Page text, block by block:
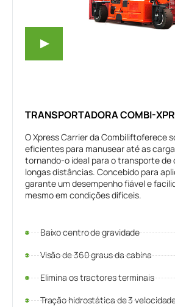
TRANSPORTADORA COMBI-
O Xpress Carrier da Combiliftoferece
eficientes para manusear até as
tornando-o ideal para o transporte de
longas distâncias. Concebido para
garante um desempenho fiável e
mesmo em condições difíceis.
Baixo centro de gravidade
Visão de 360 graus da cabina
Elimina os tractores terminais
Tração hidrostática de 3